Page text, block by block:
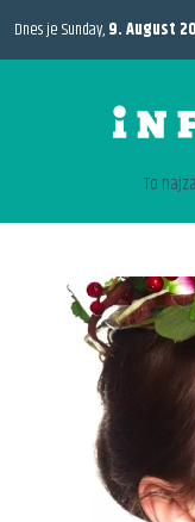
Dnes je Sunday,9. August
To